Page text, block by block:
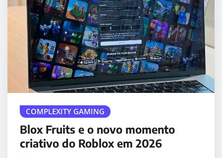
COMPLEXITY GAMING
Blox Fruits e o novo momento
criativo do Roblox em 2026